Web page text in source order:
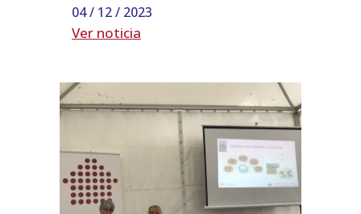
04 / 12 / 2023
Ver noticia